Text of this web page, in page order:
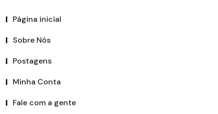
Página inicial
Sobre Nós
Postagens
Minha Conta
Fale com a gente